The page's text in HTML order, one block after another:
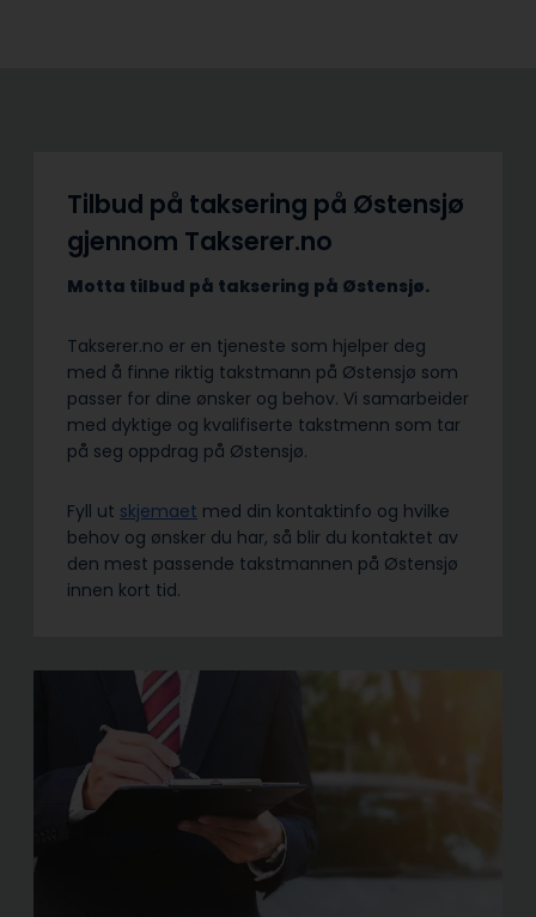
Tilbud på taksering på Østensjø
gjennom Takserer.no
Motta tilbud på taksering på Østensjø.
Takserer.no er en tjeneste som hjelper deg
med å finne riktig takstmann på Østensjø som
passer for dine ønsker og behov. Vi samarbeider
med dyktige og kvalifiserte takstmenn som tar
på seg oppdrag på Østensjø.
Fyll ut skjemaet med din kontaktinfo og hvilke
behov og ønsker du har, så blir du kontaktet av
den mest passende takstmannen på Østensjø
innen kort tid.